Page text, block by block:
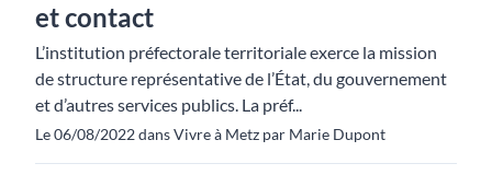
et contact
L’institution préfectorale territoriale exerce la mission
de structure représentative de l’État, du gouvernement
et d’autres services publics. La préf...
Le 06/08/2022 dans Vivre à Metz par Marie Dupont